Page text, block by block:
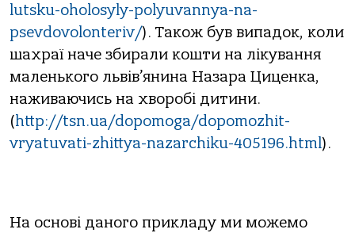
lutsku-oholosyly-polyuvannya-na-
psevdovolonteriv/). Також був випадок, коли
шахраї наче збирали кошти на лікування
маленького львів’янина Назара Циценка,
наживаючись на хворобі дитини.
(http://tsn.ua/dopomoga/dopomozhit-
vryatuvati-zhittya-nazarchiku-405196.html).
На основі даного прикладу ми можемо